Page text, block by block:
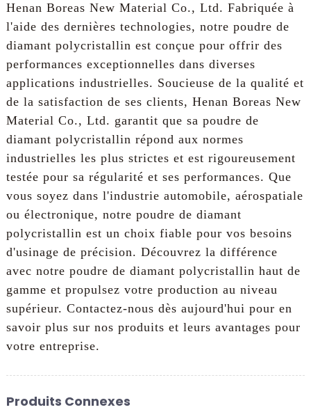
Henan Boreas New Material Co., Ltd. Fabriquée à
l'aide des dernières technologies, notre poudre de
diamant polycristallin est conçue pour offrir des
performances exceptionnelles dans diverses
applications industrielles. Soucieuse de la qualité et
de la satisfaction de ses clients, Henan Boreas New
Material Co., Ltd. garantit que sa poudre de
diamant polycristallin répond aux normes
industrielles les plus strictes et est rigoureusement
testée pour sa régularité et ses performances. Que
vous soyez dans l'industrie automobile, aérospatiale
ou électronique, notre poudre de diamant
polycristallin est un choix fiable pour vos besoins
d'usinage de précision. Découvrez la différence
avec notre poudre de diamant polycristallin haut de
gamme et propulsez votre production au niveau
supérieur. Contactez-nous dès aujourd'hui pour en
savoir plus sur nos produits et leurs avantages pour
votre entreprise.
Produits Connexes